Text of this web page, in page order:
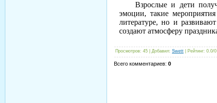
Взрослые и дети
эмоции, такие
литературе, но и
создают атмосферу
Просмотров: 45 | Добавил: Swett Рейтинг: 0.0/0
Всего комментариев: 0